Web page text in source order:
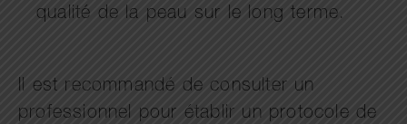
qualité de la peau sur le long terme.
Il est recommandé de consulter un
professionnel pour établir un protocole de